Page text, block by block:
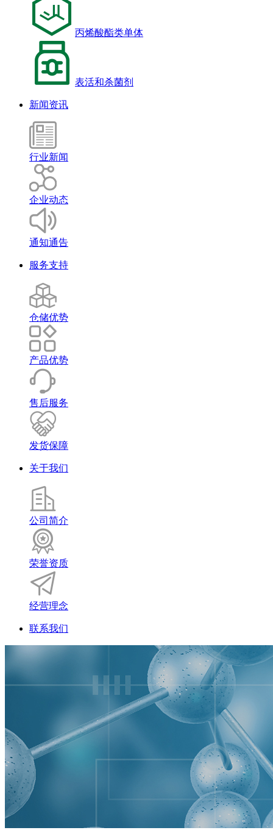
丙烯酸酯类单体
表活和杀菌剂
新闻资讯
行业新闻
企业动态
通知通告
服务支持
仓储优势
产品优势
售后服务
发货保障
关于我们
公司简介
荣誉资质
经营理念
联系我们